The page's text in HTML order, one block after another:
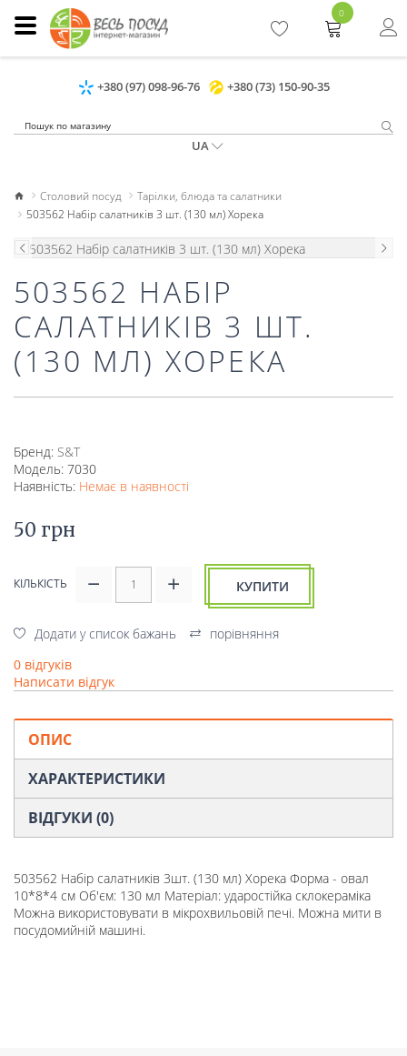
+380 (97) 098-96-76 +380 (73) 150-90-35
UA
0
Столовий посуд
Тарілки, блюда та салатники
503562 Набір салатників 3 шт. (130 мл) Хорека
503562 НАБІР
САЛАТНИКІВ 3 ШТ.
(130 МЛ) ХОРЕКА
Бренд: S&T
Модель: 7030
Наявність: Немає в наявності
50 грн
КІЛЬКІСТЬ КУПИТИ
Додати у список бажань
порівняння
0 відгуків
Написати відгук
ОПИС
ХАРАКТЕРИСТИКИ
ВІДГУКИ (0)
503562 Набір салатників 3шт. (130 мл) Хорека Форма - овал
10*8*4 см Об'єм: 130 мл Матеріал: ударостійка склокераміка
Можна використовувати в мікрохвильовій печі. Можна мити в
посудомийній машині.